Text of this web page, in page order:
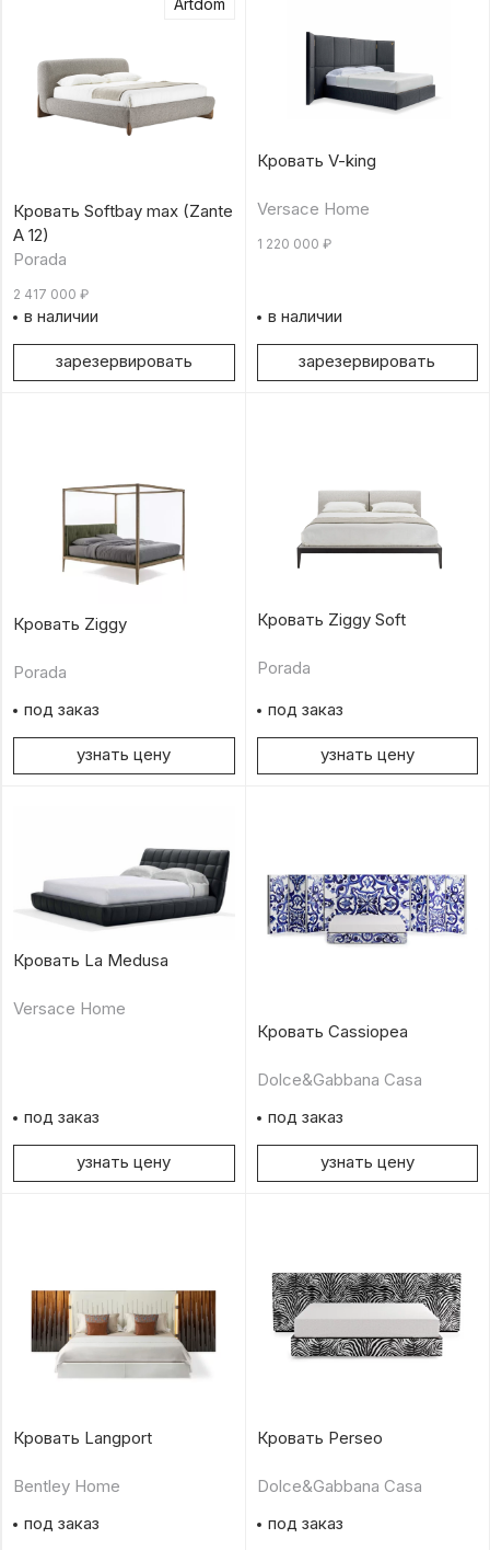
Кровать Softbay max (Zante
A 12)
Porada
2 417 000 ₽
в наличии
зарезервировать
Кровать V-king
Versace Home
1 220 000 ₽
в наличии
зарезервировать
Кровать Ziggy
Porada
под заказ
узнать цену
Кровать Ziggy Soft
Porada
под заказ
узнать цену
Кровать La Medusa
Versace Home
под заказ
узнать цену
Кровать Cassiopea
Dolce&Gabbana Casa
под заказ
узнать цену
Кровать Langport
Bentley Home
под заказ
Кровать Perseo
Dolce&Gabbana Casa
под заказ